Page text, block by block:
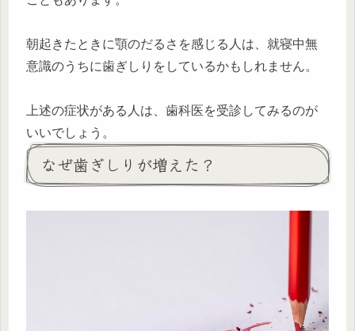
朝起きたときに顎のだるさを感じる人は、就寝中無
意識のうちに歯ぎしりをしているかもしれません。
上述の症状がある人は、歯科医を受診してみるのが
いいでしょう。
なぜ歯ぎしりが増えた？